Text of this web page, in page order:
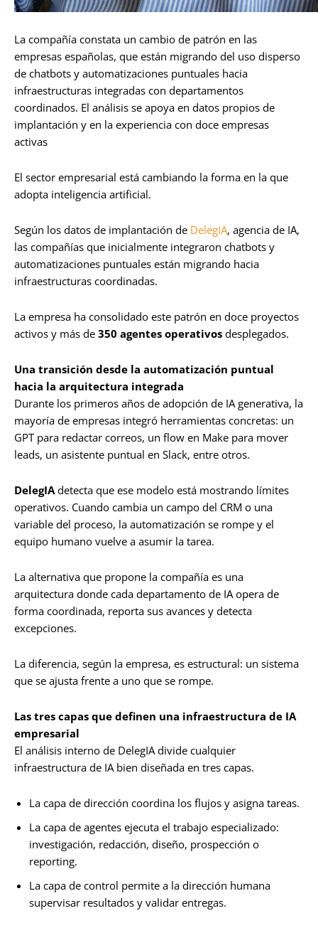
La compañía constata un cambio de patrón en las
empresas españolas, que están migrando del uso disperso
de chatbots y automatizaciones puntuales hacia
infraestructuras integradas con departamentos
coordinados. El análisis se apoya en datos propios de
implantación y en la experiencia con doce empresas
activas
El sector empresarial está cambiando la forma en la que
adopta inteligencia artificial.
Según los datos de implantación de DelegIA, agencia de IA,
las compañías que inicialmente integraron chatbots y
automatizaciones puntuales están migrando hacia
infraestructuras coordinadas.
La empresa ha consolidado este patrón en doce proyectos
activos y más de 350 agentes operativos desplegados.
Una transición desde la automatización puntual
hacia la arquitectura integrada
Durante los primeros años de adopción de IA generativa, la
mayoría de empresas integró herramientas concretas: un
GPT para redactar correos, un flow en Make para mover
leads, un asistente puntual en Slack, entre otros.
DelegIAdetecta que ese modelo está mostrando límites
operativos. Cuando cambia un campo del CRM o una
variable del proceso, la automatización se rompe y el
equipo humano vuelve a asumir la tarea.
La alternativa que propone la compañía es una
arquitectura donde cada departamento de IA opera de
forma coordinada, reporta sus avances y detecta
excepciones.
La diferencia, según la empresa, es estructural: un sistema
que se ajusta frente a uno que se rompe.
Las tres capas que definen una infraestructura de IA
empresarial
El análisis interno de DelegIA divide cualquier
infraestructura de IA bien diseñada en tres capas.
La capa de dirección coordina los flujos y asigna tareas.
La capa de agentes ejecuta el trabajo especializado:
investigación, redacción, diseño, prospección o
reporting.
La capa de control permite a la dirección humana
supervisar resultados y validar entregas.